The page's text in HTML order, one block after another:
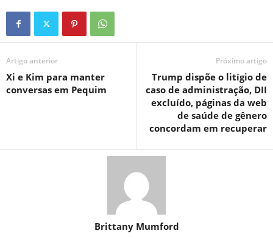
Artigo anterior
Xi e Kim para manter
conversas em Pequim
Próximo artigo
Trump dispõe o litígio de
caso de administração, DII
excluído, páginas da web
de saúde de gênero
concordam em recuperar
Brittany Mumford